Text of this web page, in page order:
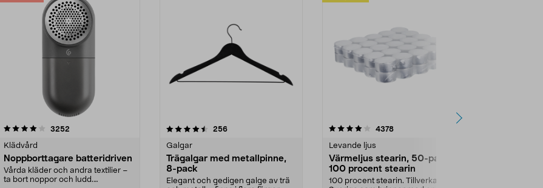
3252
Klädvård
Noppborttagare batteridriven
Vårda kläder och andra textilier –
ta bort noppor och ludd.
4.5av 5 stjärnor 256recensioner
Galgar
Trägalgar med metallpinne,
8-pack
Elegant och gedigen galge av trä
4.0av 5 stjärnor 4378recensioner
Levande ljus
Värmeljus stearin, 50-pack,
100 procent stearin
100 procent stearin. Tillverkade i
4.5av 5 stjärnor